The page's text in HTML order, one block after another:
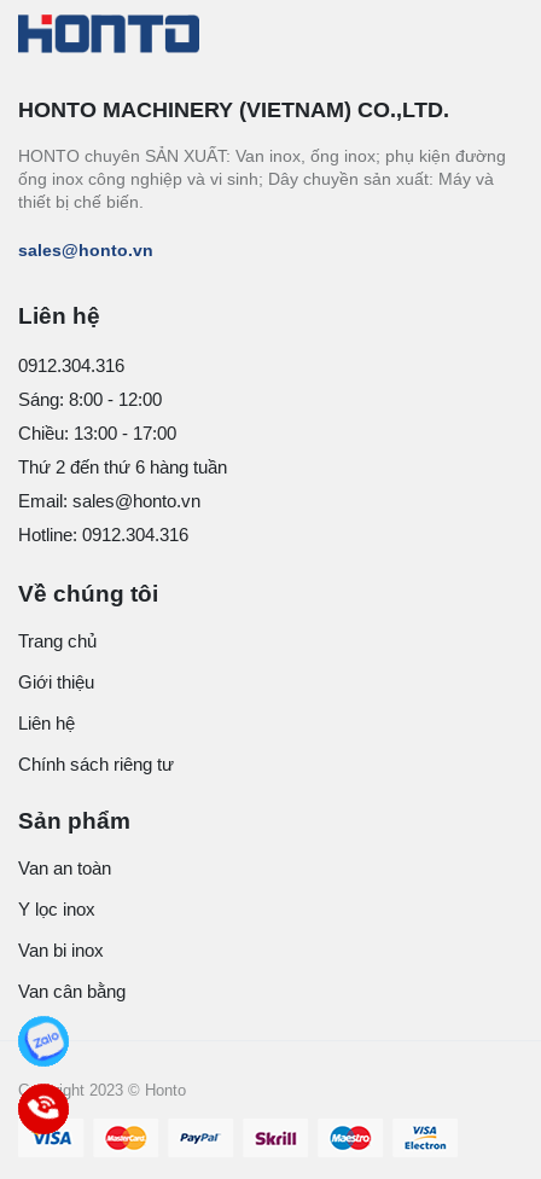
HONTO MACHINERY (VIETNAM) CO.,LTD.
HONTO chuyên SẢN XUẤT: Van inox, ống inox; phụ kiện đường
ống inox công nghiệp và vi sinh; Dây chuyền sản xuất: Máy và
thiết bị chế biến.
sales@honto.vn
Liên hệ
0912.304.316
Sáng: 8:00 - 12:00
Chiều: 13:00 - 17:00
Thứ 2 đến thứ 6 hàng tuần
Email: sales@honto.vn
Hotline: 0912.304.316
Về chúng tôi
Trang chủ
Giới thiệu
Liên hệ
Chính sách riêng tư
Sản phẩm
Van an toàn
Y lọc inox
Van bi inox
Van cân bằng
Copyright 2023 © Honto